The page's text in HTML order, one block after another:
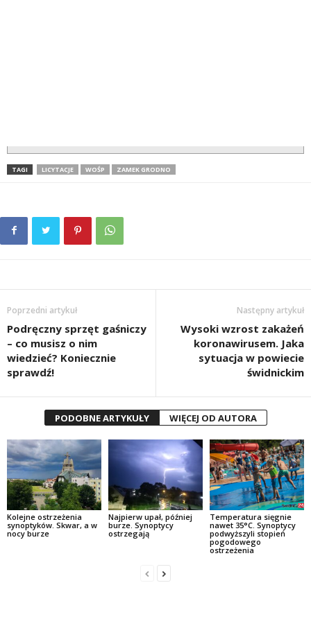
TAGI LICYTACJE WOŚP ZAMEK GRODNO
Poprzedni artykuł
Podręczny sprzęt gaśniczy
– co musisz o nim
wiedzieć? Koniecznie
sprawdź!
Następny artykuł
Wysoki wzrost zakażeń
koronawirusem. Jaka
sytuacja w powiecie
świdnickim
PODOBNE ARTYKUŁY WIĘCEJ OD AUTORA
Kolejne ostrzeżenia
synoptyków. Skwar, a w
nocy burze
Najpierw upał, później
burze. Synoptycy
ostrzegają
Temperatura sięgnie
nawet 35°C. Synoptycy
podwyższyli stopień
pogodowego
ostrzeżenia